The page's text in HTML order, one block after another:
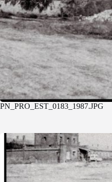
PN_PRO_EST_0183_1987.JPG